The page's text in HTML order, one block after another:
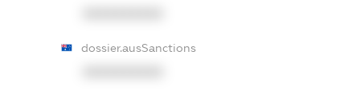
dossier.ausSanctions